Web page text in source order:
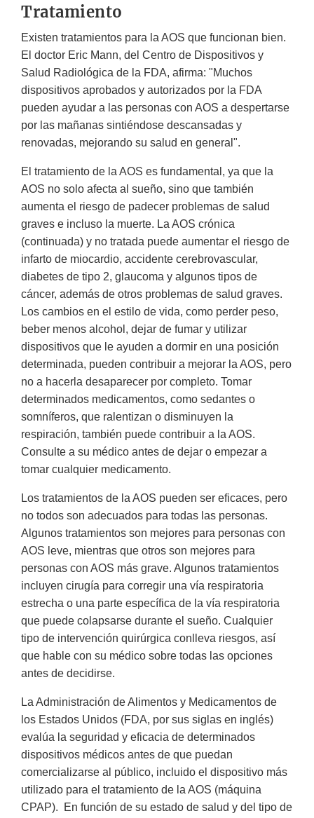
Tratamiento
Existen tratamientos para la AOS que funcionan bien.
El doctor Eric Mann, del Centro de Dispositivos y
Salud Radiológica de la FDA, afirma: "Muchos
dispositivos aprobados y autorizados por la FDA
pueden ayudar a las personas con AOS a despertarse
por las mañanas sintiéndose descansadas y
renovadas, mejorando su salud en general".
El tratamiento de la AOS es fundamental, ya que la
AOS no solo afecta al sueño, sino que también
aumenta el riesgo de padecer problemas de salud
graves e incluso la muerte. La AOS crónica
(continuada) y no tratada puede aumentar el riesgo de
infarto de miocardio, accidente cerebrovascular,
diabetes de tipo 2, glaucoma y algunos tipos de
cáncer, además de otros problemas de salud graves.
Los cambios en el estilo de vida, como perder peso,
beber menos alcohol, dejar de fumar y utilizar
dispositivos que le ayuden a dormir en una posición
determinada, pueden contribuir a mejorar la AOS, pero
no a hacerla desaparecer por completo. Tomar
determinados medicamentos, como sedantes o
somníferos, que ralentizan o disminuyen la
respiración, también puede contribuir a la AOS.
Consulte a su médico antes de dejar o empezar a
tomar cualquier medicamento.
Los tratamientos de la AOS pueden ser eficaces, pero
no todos son adecuados para todas las personas.
Algunos tratamientos son mejores para personas con
AOS leve, mientras que otros son mejores para
personas con AOS más grave. Algunos tratamientos
incluyen cirugía para corregir una vía respiratoria
estrecha o una parte específica de la vía respiratoria
que puede colapsarse durante el sueño. Cualquier
tipo de intervención quirúrgica conlleva riesgos, así
que hable con su médico sobre todas las opciones
antes de decidirse.
La Administración de Alimentos y Medicamentos de
los Estados Unidos (FDA, por sus siglas en inglés)
evalúa la seguridad y eficacia de determinados
dispositivos médicos antes de que puedan
comercializarse al público, incluido el dispositivo más
utilizado para el tratamiento de la AOS (máquina
CPAP). En función de su estado de salud y del tipo de